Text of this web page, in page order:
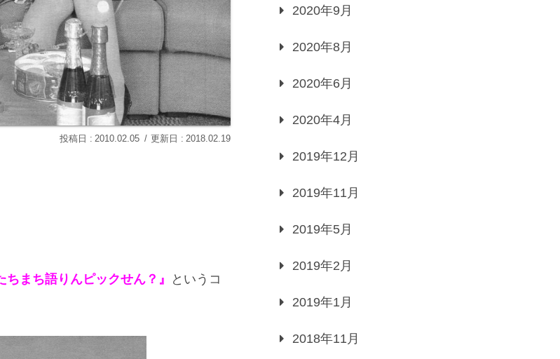
2010.02.05 2018.02.19
ちまち語りんピックせん？』
というコ
2020年9月
2020年8月
2020年6月
2020年4月
2019年12月
2019年11月
2019年5月
2019年2月
2019年1月
2018年11月